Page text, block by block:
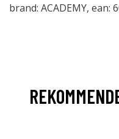
brand: ACADEMY, ean: